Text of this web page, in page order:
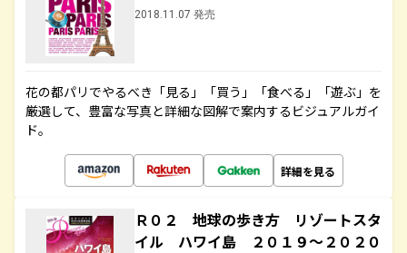
2018.11.07 発売
花の都パリでやるべき「見る」「買う」「食べる」「遊ぶ」を
厳選して、豊富な写真と詳細な図解で案内するビジュアルガイ
ド。
詳細を見る
Ｒ０２ 地球の歩き方 リゾートスタ
イル ハワイ島 ２０１９～２０２０